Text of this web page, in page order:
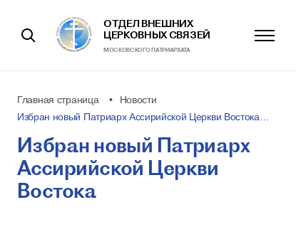
ОТДЕЛ ВНЕШНИХ
ЦЕРКОВНЫХ СВЯЗЕЙ
МОСКОВСКОГО ПАТРИАРХАТА
Главная страница
Новости
Избран новый Патриарх Ассирийской Церкви Востока…
Избран новый Патриарх
Ассирийской Церкви
Востока